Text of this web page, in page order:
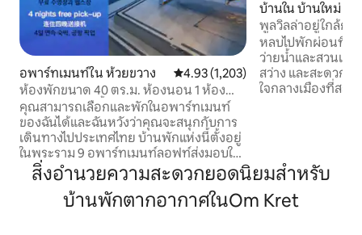
อพาร์ทเมนท์ใน ห้วยขวาง คะแนนเฉลี่ย 4.93 จาก 5, 1,203 รีวิว
4.93 (1,203)
ห้องพักขนาด 40 ตร.ม. ห้องนอน 1 ห้อง
พร้อมอ่างอาบน้ำ ระเบียง LOFT-D4/พักได้
3 คน/สระว่ายน้ำบนดาดฟ้า/ใกล้ RCA/ใกล้
ตลาดรถไฟกลางคืน/ใกล้ทองหล่อ
คุณสามารถเลือกและพักในอพาร์ทเมนท์
ของฉันได้และฉันหวังว่าคุณจะสนุกกับการ
เดินทางไปประเทศไทย บ้านพักแห่งนี้ตั้งอยู่
ในพระราม 9 อพาร์ทเมนท์ลอฟท์ส่งมอบใน
ปี 2024ห้องพักมีขนาดประมาณ 40 ตาราง
เมตร ประกอบด้วย 1 ห้องนอน 1 ห้องนั่งเล่น
และห้องรับประทานอาหาร 1 ห้องครัว และ 1
บ้านใน บ้านใหม่
พูลวิลล่าอยู่ใกล้กรุ
ดอนเมือง
หลบไปพักผ่อนที่วิล
ว่ายน้ำและสวนเขี
สว่าง และสะดวก
ใจกลางเมืองที่สะ
สามารถผ่อนคลาย
เคียง: เซเว่นอีเลฟ
ซีเจ ห้างสรรพสิน
ตลาดกลางคืน ที่พั
สิ่งอำนวยความสะดวกยอดนิยมสำหรับ
บ้านพักตากอากาศในOm Kret